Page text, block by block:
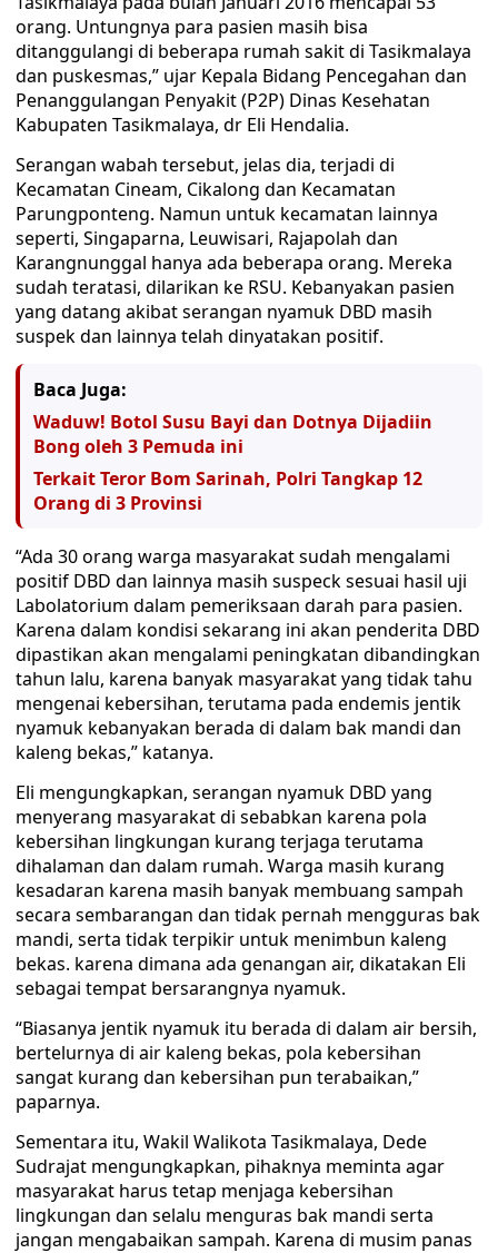
orang. Untungnya para pasien masih bisa
ditanggulangi di beberapa rumah sakit di Tasikmalaya
dan puskesmas,” ujar Kepala Bidang Pencegahan dan
Penanggulangan Penyakit (P2P) Dinas Kesehatan
Kabupaten Tasikmalaya, dr Eli Hendalia.
Serangan wabah tersebut, jelas dia, terjadi di
Kecamatan Cineam, Cikalong dan Kecamatan
Parungponteng. Namun untuk kecamatan lainnya
seperti, Singaparna, Leuwisari, Rajapolah dan
Karangnunggal hanya ada beberapa orang. Mereka
sudah teratasi, dilarikan ke RSU. Kebanyakan pasien
yang datang akibat serangan nyamuk DBD masih
suspek dan lainnya telah dinyatakan positif.
Baca Juga:
Waduw! Botol Susu Bayi dan Dotnya Dijadiin
Bong oleh 3 Pemuda ini
Terkait Teror Bom Sarinah, Polri Tangkap 12
Orang di 3 Provinsi
“Ada 30 orang warga masyarakat sudah mengalami
positif DBD dan lainnya masih suspeck sesuai hasil uji
Labolatorium dalam pemeriksaan darah para pasien.
Karena dalam kondisi sekarang ini akan penderita DBD
dipastikan akan mengalami peningkatan dibandingkan
tahun lalu, karena banyak masyarakat yang tidak tahu
mengenai kebersihan, terutama pada endemis jentik
nyamuk kebanyakan berada di dalam bak mandi dan
kaleng bekas,” katanya.
Eli mengungkapkan, serangan nyamuk DBD yang
menyerang masyarakat di sebabkan karena pola
kebersihan lingkungan kurang terjaga terutama
dihalaman dan dalam rumah. Warga masih kurang
kesadaran karena masih banyak membuang sampah
secara sembarangan dan tidak pernah mengguras bak
mandi, serta tidak terpikir untuk menimbun kaleng
bekas. karena dimana ada genangan air, dikatakan Eli
sebagai tempat bersarangnya nyamuk.
“Biasanya jentik nyamuk itu berada di dalam air bersih,
bertelurnya di air kaleng bekas, pola kebersihan
sangat kurang dan kebersihan pun terabaikan,”
paparnya.
Sementara itu, Wakil Walikota Tasikmalaya, Dede
Sudrajat mengungkapkan, pihaknya meminta agar
masyarakat harus tetap menjaga kebersihan
lingkungan dan selalu menguras bak mandi serta
jangan mengabaikan sampah. Karena di musim panas